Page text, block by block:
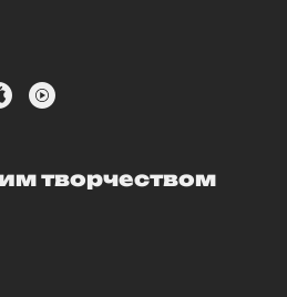
творчеством